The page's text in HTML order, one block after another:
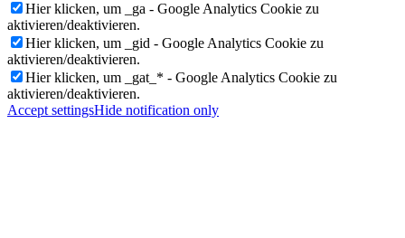
Hier klicken, um _ga - Google Analytics Cookie zu
aktivieren/deaktivieren.
Hier klicken, um _gid - Google Analytics Cookie zu
aktivieren/deaktivieren.
Hier klicken, um _gat_* - Google Analytics Cookie zu
aktivieren/deaktivieren.
Accept settingsHide notification only